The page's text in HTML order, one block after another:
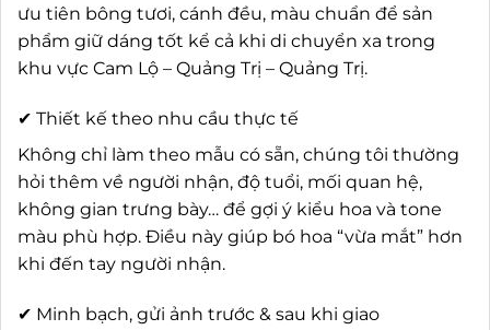
ưu tiên bông tươi, cánh đều, màu chuẩn để sản
phẩm giữ dáng tốt kể cả khi di chuyển xa trong
khu vực Cam Lộ – Quảng Trị – Quảng Trị.
✔ Thiết kế theo nhu cầu thực tế
Không chỉ làm theo mẫu có sẵn, chúng tôi thường
hỏi thêm về người nhận, độ tuổi, mối quan hệ,
không gian trưng bày… để gợi ý kiểu hoa và tone
màu phù hợp. Điều này giúp bó hoa “vừa mắt” hơn
khi đến tay người nhận.
✔ Minh bạch, gửi ảnh trước & sau khi giao